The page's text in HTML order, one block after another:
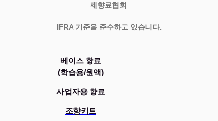
제향료협회
IFRA 기준을 준수하고 있습니다.
베이스 향료
(학습용/원액)
사업자용 향료
조향키트